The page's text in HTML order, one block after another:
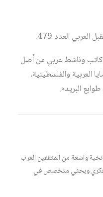
العدد 479.
كاتب وناشط عربي من أصل
والفلسطينية،
البريد».
واسعة من المثقفين العرب
فكري وبحثي متخصص في